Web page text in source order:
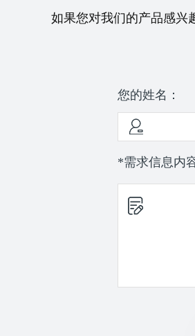
如果您对我们的产品感兴
您的姓名：
*需求信息内